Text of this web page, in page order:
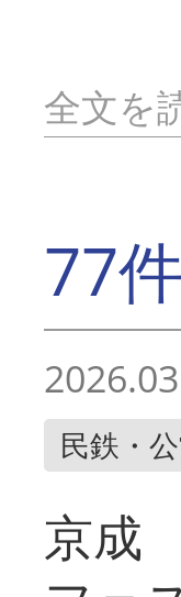
全文を
77件
民鉄・
京成